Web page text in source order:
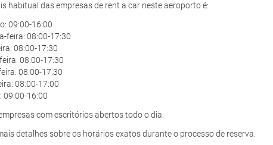
habitual das empresas de rent a car neste aeroporto é:
09:00-16:00
feira: 08:00-17:30
08:00-17:30
08:00-17:30
08:00-17:30
08:00-17:00
09:00-16:00
com escritórios abertos todo o dia.
detalhes sobre os horários exatos durante o processo de reserva.